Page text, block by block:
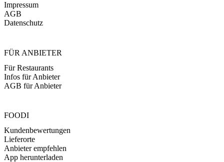
Impressum
AGB
Datenschutz
FÜR ANBIETER
Für Restaurants
Infos für Anbieter
AGB für Anbieter
FOODI
Kundenbewertungen
Lieferorte
Anbieter empfehlen
App herunterladen